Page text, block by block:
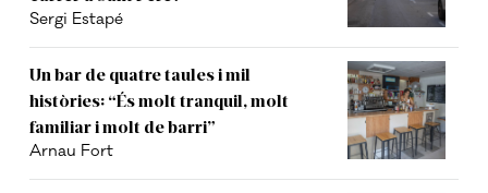
Sergi Estapé
Un bar de quatre taules i mil
històries: “És molt tranquil, molt
familiar i molt de barri”
Arnau Fort